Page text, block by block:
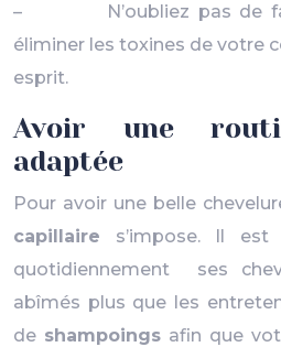
– N’oubliez pas de
éliminer les toxines de votre
esprit.
Avoir une
adaptée
Pour avoir une belle
capillaire s’impose. Il est
quotidiennement ses
abîmés plus que les
de shampoings afin que